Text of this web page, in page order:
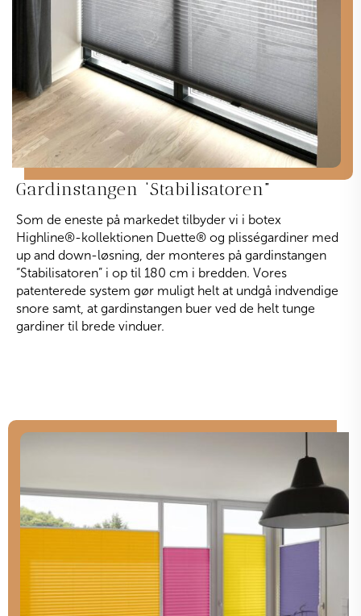
Gardinstangen ‘Stabilisatoren”
Som de eneste på markedet tilbyder vi i botex
Highline®-kollektionen Duette® og plisségardiner med
up and down-løsning, der monteres på gardinstangen
“Stabilisatoren” i op til 180 cm i bredden. Vores
patenterede system gør muligt helt at undgå indvendige
snore samt, at gardinstangen buer ved de helt tunge
gardiner til brede vinduer.